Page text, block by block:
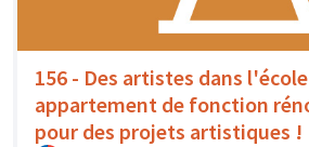
156 - Des artistes dans
appartement de fonction
pour des projets artistiques !